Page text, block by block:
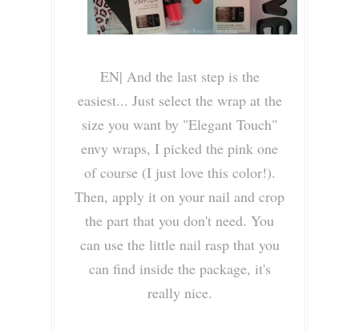
EN| And the last step is the
easiest... Just select the wrap at the
size you want by "Elegant Touch"
envy wraps, I picked the pink one
of course (I just love this color!).
Then, apply it on your nail and crop
the part that you don't need. You
can use the little nail rasp that you
can find inside the package, it's
really nice.